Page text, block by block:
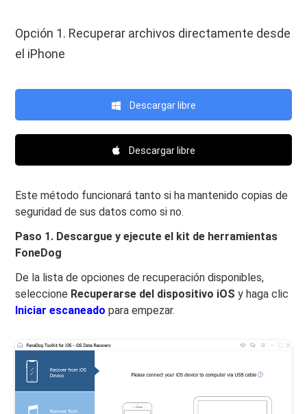
Opción 1. Recuperar archivos directamente desde
el iPhone
Descargar libre
Descargar libre
Este método funcionará tanto si ha mantenido copias de
seguridad de sus datos como si no.
Paso 1. Descargue y ejecute el kit de herramientas
FoneDog
De la lista de opciones de recuperación disponibles,
seleccione Recuperarse del dispositivo iOSy haga clic
Iniciar escaneado para empezar.